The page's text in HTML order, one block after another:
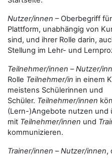
Nutzer/innen – Oberbegriff
Plattform, unabhängig von
sind, und ihrer Rolle darin,
Stellung im Lehr- und
Teilnehmer/innen –Nutzer/
Rolle Teilnehmer/in in einem
meistens Schülerinnen und
Schüler. Teilnehmer/innen
(Lern-)Angebote nutzen und
mit Teilnehmer/innen und
kommunizieren.
Trainer/innen –Nutzer/innen,